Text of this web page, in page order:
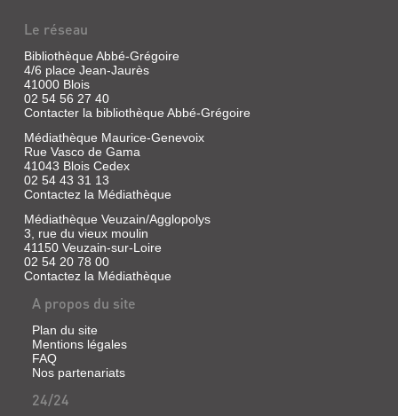
Le réseau
Bibliothèque Abbé-Grégoire
4/6 place Jean-Jaurès
41000 Blois
02 54 56 27 40
Contacter la bibliothèque Abbé-Grégoire
Médiathèque Maurice-Genevoix
Rue Vasco de Gama
41043 Blois Cedex
02 54 43 31 13
Contactez la Médiathèque
Médiathèque Veuzain/Agglopolys
3, rue du vieux moulin
41150 Veuzain-sur-Loire
02 54 20 78 00
Contactez la Médiathèque
A propos du site
Plan du site
Mentions légales
FAQ
Nos partenariats
24/24